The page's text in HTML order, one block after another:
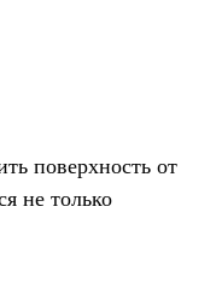
поверхность от
не только